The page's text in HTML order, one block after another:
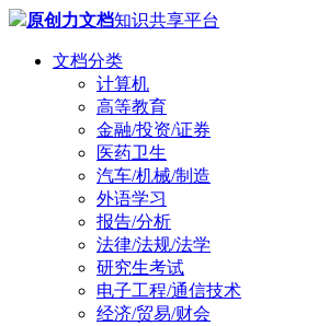
原创力文档知识共享平台
文档分类
计算机
高等教育
金融/投资/证券
医药卫生
汽车/机械/制造
外语学习
报告/分析
法律/法规/法学
研究生考试
电子工程/通信技术
经济/贸易/财会